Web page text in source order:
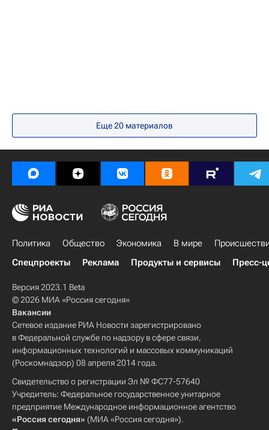
Еще20 материалов
Политика Общество Экономика В мире
Спецпроекты
Реклама Продукты и сервисы Пресс-
Версия 2023.1 Beta
© 2026 МИА «Россия сегодня»
Вакансии
Сетевое издание РИА Новости зарегистрировано
в Федеральной службе по надзору в сфере связи,
информационных технологий и массовых коммуникаций
(Роскомнадзор) 08 апреля 2014 года.
Свидетельство о регистрации Эл № ФС77-57640
Учредитель: Федеральное государственное унитарное
предприятие Международное информационное агентство
«Россия сегодня» (МИА «Россия сегодня»).